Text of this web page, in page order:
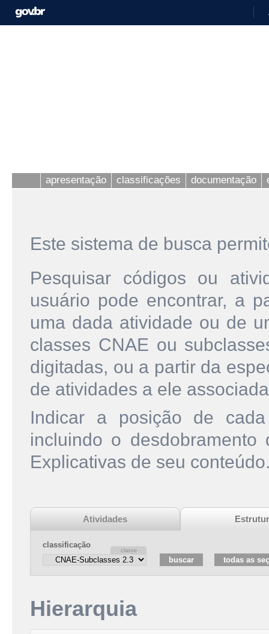
apresentação classificações documentação
Este sistema de busca
Pesquisar códigos ou
usuário pode encontrar, a
uma dada atividade ou de
classes CNAE ou
digitadas, ou a partir da
de atividades a ele
Indicar a posição de
incluindo o
Explicativas de seu
Atividades
classificação
Hierarquia